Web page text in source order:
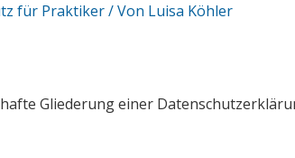
für Praktiker/ Von Luisa Köhler
Gliederung einer